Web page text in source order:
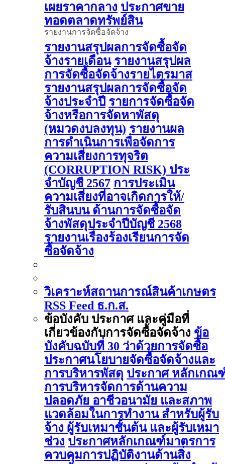
เผยราคากลาง ประกาศขาย
ทอดตลาดทรัพย์สิน
รายงานการจัดซื้อจัดจ้าง
รายงานสรุปผลการจัดซื้อจัด
จ้างรายเดือน รายงานสรุปผล
การจัดซื้อจัดจ้างรายไตรมาส
รายงานสรุปผลการจัดซื้อจัด
จ้างประจำปี รายการจัดซื้อจัด
จ้างหรือการจัดหาพัสดุ
(หมวดงบลงทุน) รายงานผล
การดําเนินการเพื่อจัดการ
ความเสี่ยงการทุจริต
(CORRUPTION RISK) ประ
จําบัญชี 2567 การประเมิน
ความเสี่ยงที่อาจเกิดการให้/
รับสินบน ด้านการจัดซื้อจัด
จ้างพัสดุประจําปีบัญชี 2568
รายงานเรื่องร้องเรียนการจัด
ซื้อจัดจ้าง
วิเคราะห์สถานการณ์สินค้าเกษตร
RSS Feed ธ.ก.ส.
ข้อบังคับ ประกาศ และคู่มือที่
เกี่ยวข้องกับการจัดซื้อจัดจ้าง ข้อ
บังคับฉบับที่ 30 ว่าด้วยการจัดซื้อ
ประกาศนโยบายจัดซื้อจัดจ้างและ
การบริหารพัสดุ ประกาศ หลักเกณ
การบริหารจัดการด้านความ
ปลอดภัย อาชีวอนามัย และสภาพ
แวดล้อมในการทำงาน สำหรับผู้รับ
จ้าง ผู้รับเหมาชั้นต้น และผู้รับเหมา
ช่วง ประกาศหลักเกณฑ์มาตรการ
ควบคุมการปฏิบัติงานด้านสิ่ง